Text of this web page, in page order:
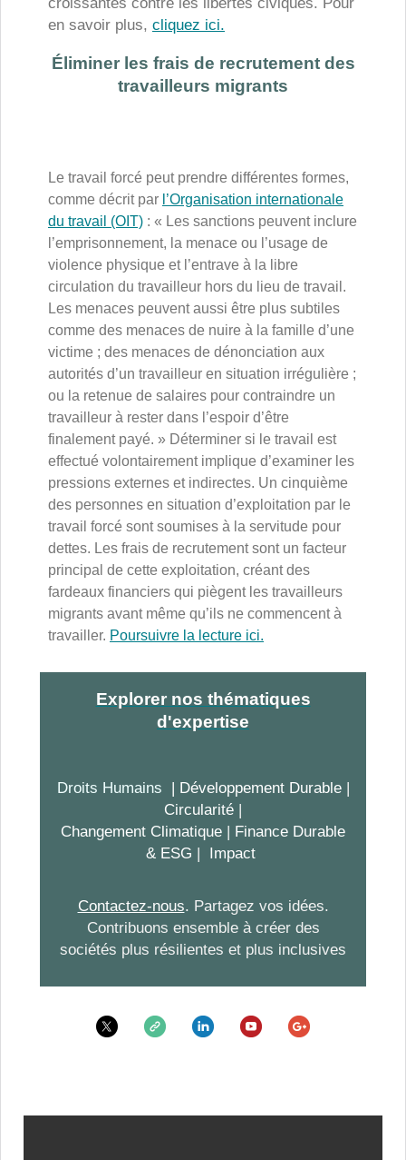
en savoir plus, cliquez ici.
Éliminer les frais de recrutement des
travailleurs migrants
Le travail forcé peut prendre différentes formes,
comme décrit par l’Organisation internationale
du travail (OIT) : « Les sanctions peuvent inclure
l’emprisonnement, la menace ou l’usage de
violence physique et l’entrave à la libre
circulation du travailleur hors du lieu de travail.
Les menaces peuvent aussi être plus subtiles
comme des menaces de nuire à la famille d’une
victime ; des menaces de dénonciation aux
autorités d’un travailleur en situation irrégulière ;
ou la retenue de salaires pour contraindre un
travailleur à rester dans l’espoir d’être
finalement payé. » Déterminer si le travail est
effectué volontairement implique d’examiner les
pressions externes et indirectes. Un cinquième
des personnes en situation d’exploitation par le
travail forcé sont soumises à la servitude pour
dettes. Les frais de recrutement sont un facteur
principal de cette exploitation, créant des
fardeaux financiers qui piègent les travailleurs
migrants avant même qu’ils ne commencent à
travailler. Poursuivre la lecture ici.
Explorer nos thématiques
d'expertise
Droits Humains | Développement Durable|
Circularité |
Changement Climatique | Finance Durable
& ESG | Impact
Contactez-nous. Partagez vos idées.
Contribuons ensemble à créer des
sociétés plus résilientes et plus inclusives